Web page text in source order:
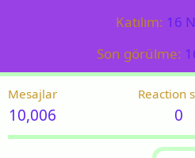
Katılım 16
Son görülme
Mesajlar
10,006
Reaction
0